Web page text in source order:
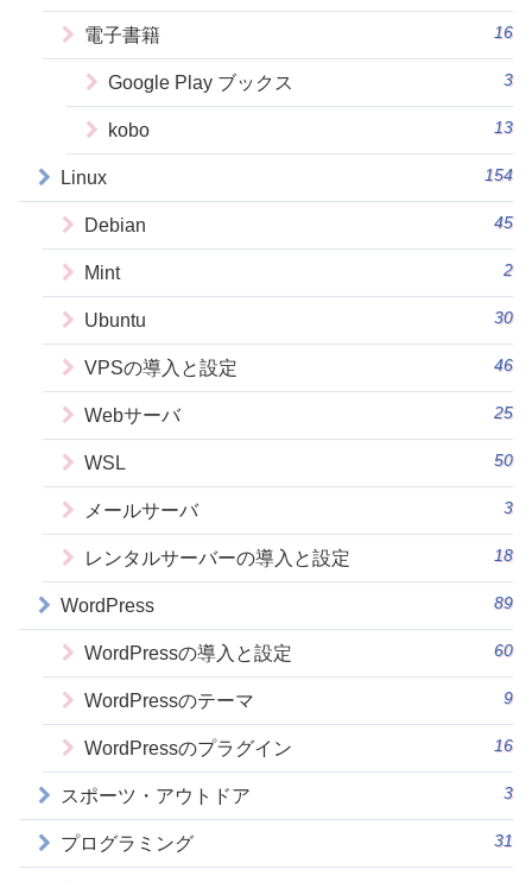
電子書籍 16
Google Play ブックス 3
kobo 13
Linux 154
Debian 45
Mint 2
Ubuntu 30
VPSの導入と設定 46
Webサーバ 25
WSL 50
メールサーバ 3
レンタルサーバーの導入と設定 18
WordPress 89
WordPressの導入と設定 60
WordPressのテーマ 9
WordPressのプラグイン 16
スポーツ・アウトドア 3
プログラミング 31